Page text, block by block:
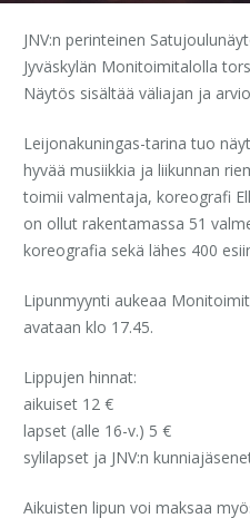
JNV:n perinteinen
Jyväskylän Monitoimitalolla
Näytös sisältää väliajan ja
Leijonakuningas-tarina tuo
hyvää musiikkia ja liikunnan
toimii valmentaja, koreografi
on ollut rakentamassa 51
koreografia sekä lähes 400
Lipunmyynti aukeaa
avataan klo 17.45.
Lippujen hinnat:
aikuiset 12 €
lapset (alle 16-v.) 5 €
sylilapset ja JNV:n
Aikuisten lipun voi maksaa